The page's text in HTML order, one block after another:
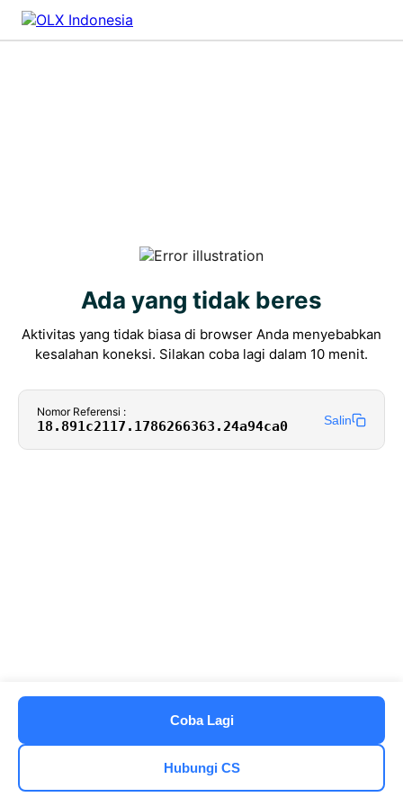
Ada yang tidak beres
Aktivitas yang tidak biasa di browser Anda menyebabkan
kesalahan koneksi. Silakan coba lagi dalam 10 menit.
Nomor Referensi :
18.891c2117.1786266363.24a94ca0 Salin
Hubungi CS
Coba Lagi